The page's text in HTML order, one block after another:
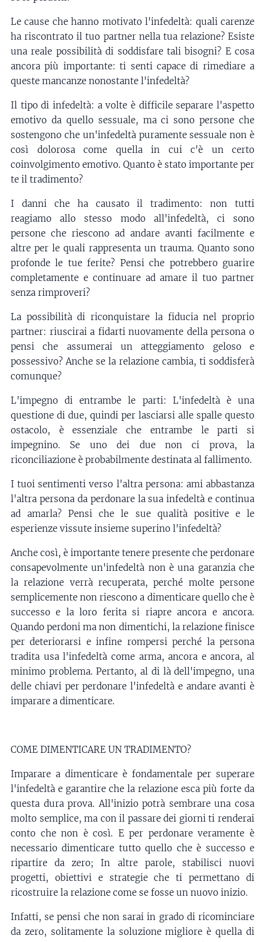
Le cause che hanno motivato l'infedeltà: quali carenze
ha riscontrato il tuo partner nella tua relazione? Esiste
una reale possibilità di soddisfare tali bisogni? E cosa
ancora più importante: ti senti capace di rimediare a
queste mancanze nonostante l'infedeltà?
Il tipo di infedeltà: a volte è difficile separare l'aspetto
emotivo da quello sessuale, ma ci sono persone che
sostengono che un'infedeltà puramente sessuale non è
così dolorosa come quella in cui c'è un certo
coinvolgimento emotivo. Quanto è stato importante per
te il tradimento?
I danni che ha causato il tradimento: non tutti
reagiamo allo stesso modo all'infedeltà, ci sono
persone che riescono ad andare avanti facilmente e
altre per le quali rappresenta un trauma. Quanto sono
profonde le tue ferite? Pensi che potrebbero guarire
completamente e continuare ad amare il tuo partner
senza rimproveri?
La possibilità di riconquistare la fiducia nel proprio
partner: riuscirai a fidarti nuovamente della persona o
pensi che assumerai un atteggiamento geloso e
possessivo? Anche se la relazione cambia, ti soddisferà
comunque?
L'impegno di entrambe le parti: L'infedeltà è una
questione di due, quindi per lasciarsi alle spalle questo
ostacolo, è essenziale che entrambe le parti si
impegnino. Se uno dei due non ci prova, la
riconciliazione è probabilmente destinata al fallimento.
I tuoi sentimenti verso l'altra persona: ami abbastanza
l'altra persona da perdonare la sua infedeltà e continua
ad amarla? Pensi che le sue qualità positive e le
esperienze vissute insieme superino l'infedeltà?
Anche così, è importante tenere presente che perdonare
consapevolmente un'infedeltà non è una garanzia che
la relazione verrà recuperata, perché molte persone
semplicemente non riescono a dimenticare quello che è
successo e la loro ferita si riapre ancora e ancora.
Quando perdoni ma non dimentichi, la relazione finisce
per deteriorarsi e infine rompersi perché la persona
tradita usa l'infedeltà come arma, ancora e ancora, al
minimo problema. Pertanto, al di là dell'impegno, una
delle chiavi per perdonare l'infedeltà e andare avanti è
imparare a dimenticare.
COME DIMENTICARE UN TRADIMENTO?
Imparare a dimenticare è fondamentale per superare
l'infedeltà e garantire che la relazione esca più forte da
questa dura prova. All'inizio potrà sembrare una cosa
molto semplice, ma con il passare dei giorni ti renderai
conto che non è così. E per perdonare veramente è
necessario dimenticare tutto quello che è successo e
ripartire da zero; In altre parole, stabilisci nuovi
progetti, obiettivi e strategie che ti permettano di
ricostruire la relazione come se fosse un nuovo inizio.
Infatti, se pensi che non sarai in grado di ricominciare
da zero, solitamente la soluzione migliore è quella di